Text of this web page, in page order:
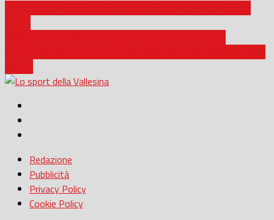
Redazione
Pubblicità
Privacy Policy
Cookie Policy